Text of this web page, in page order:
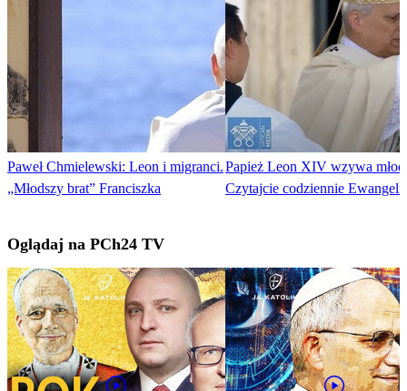
Paweł Chmielewski: Leon i migranci.
„Młodszy brat” Franciszka
Papież Leon XIV wzywa
Czytajcie codziennie
Oglądaj na PCh24 TV